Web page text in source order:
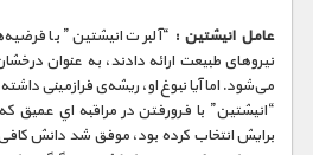
عامل انيشتين :“آلبرت انیشتین” با
نیروهای طبیعت ارائه دادند، به عنوان
می‌شود. اما آیا نبوغ او، ریشه‌ی فرازمینی
“انیشتین” با فرورفتن در مراقبه اي عمیق
برایش انتخاب کرده بود، موفق شد دانش کافی